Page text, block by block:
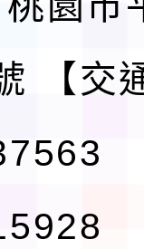
【交